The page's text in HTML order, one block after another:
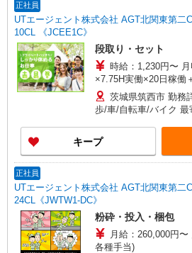
正社員
UTエージェント株式会社 AGT北関東第二
10CL 《JCEE1C》
段取り・セット
時給：1,230円〜
×7.75H実働×20日稼働
茨城県筑西市 勤務
歩/車/自転車/バイク 最
キープ
正社員
UTエージェント株式会社 AGT北関東第二
24CL《JWTW1-DC》
粉砕・投入・梱包
月給：260,000円〜
各種手当)